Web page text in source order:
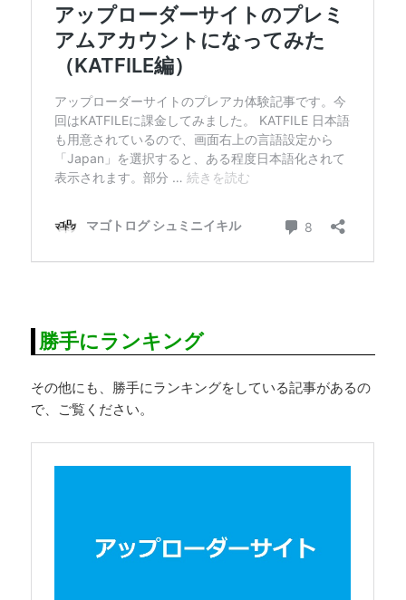
勝手にランキング
その他にも、勝手にランキングをしている記事があるの
で、ご覧ください。